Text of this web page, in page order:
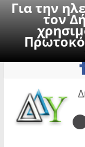
Για την
τον
to